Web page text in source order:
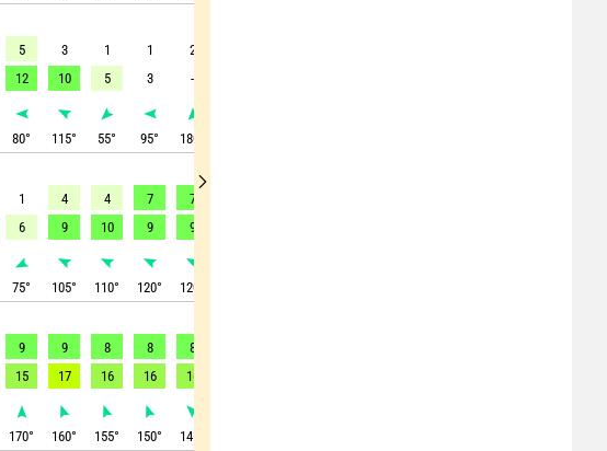
5 3 1 1 2
12 10 5 3 -
80° 115° 55° 95° 180
1 4 4 7 7
6 9 10 9 9
75° 105° 110° 120° 120
9 9 8 8 8
15 17 16 16 16
170° 160° 155° 150° 145